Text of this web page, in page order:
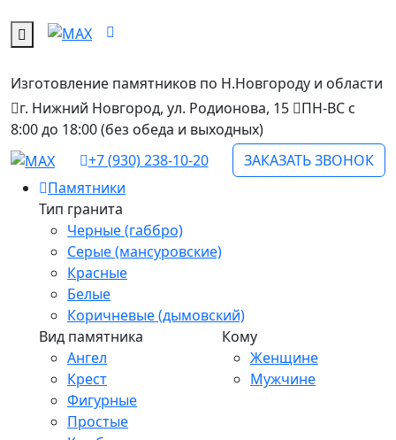
Изготовление памятников по Н.Новгороду и области
г. Нижний Новгород, ул. Родионова, 15
ПН-ВС с
8:00 до 18:00 (без обеда и выходных)
+7 (930) 238-10-20
ЗАКАЗАТЬ ЗВОНОК
Памятники
Тип гранита
Черные (габбро)
Серые (мансуровские)
Красные
Белые
Коричневые (дымовский)
Вид памятника
Ангел
Крест
Фигурные
Простые
Кому
Женщине
Мужчине